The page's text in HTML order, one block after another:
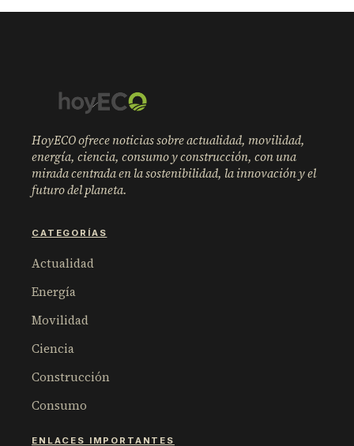
HoyECO ofrece noticias sobre actualidad, movilidad,
energía, ciencia, consumo y construcción, con una
mirada centrada en la sostenibilidad, la innovación y el
futuro del planeta.
CATEGORÍAS
Actualidad
Energía
Movilidad
Ciencia
Construcción
Consumo
ENLACES IMPORTANTES